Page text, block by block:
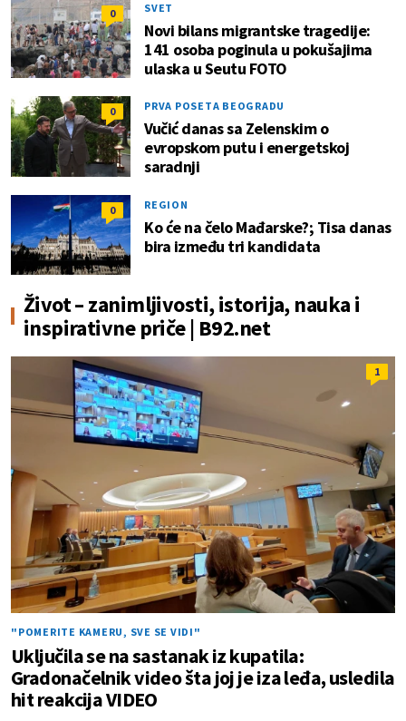
0 SVET
Novi bilans migrantske tragedije:
141 osoba poginula u pokušajima
ulaska u Seutu FOTO
0 PRVA POSETA BEOGRADU
Vučić danas sa Zelenskim o
evropskom putu i energetskoj
saradnji
0 REGION
Ko će na čelo Mađarske?; Tisa danas
bira između tri kandidata
Život – zanimljivosti, istorija, nauka i
inspirativne priče | B92.net
1
"POMERITE KAMERU, SVE SE VIDI"
Uključila se na sastanak iz kupatila:
Gradonačelnik video šta joj je iza leđa, usledila
hit reakcija VIDEO